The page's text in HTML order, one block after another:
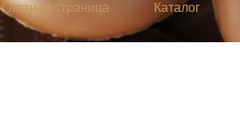
Главная страница Каталог